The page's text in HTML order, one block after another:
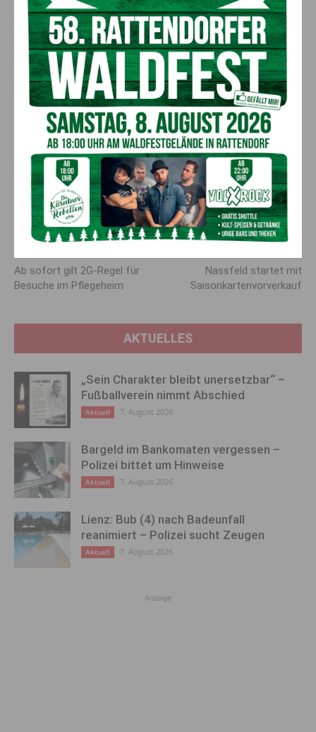
Die Bilanz der letzten acht Tage lautet: plus 43 Personen
mehr in den Krankenhäusern, davon 34 auf der Normal- und
neun auf der Intensivstation. Leider sind auch weitere vier
Todesfälle zu verzeichnen.
Zu erwähnen ist, dass aktuell in keiner Kärntner Schule
Klassen coronabedingt geschlossen sind. In den Altenwohn-
und Pflegeheimen bleibt es bei der 2,5 G-Regel bei den
Mitarbeiterinnen und Mitarbeitern sowie bei der 2G-Regel bei
den Besucherinnen und Besuchern. Das Tragen einer FFP2-
Maske ist verpflichtend.
Alle Impftermine sind wie immer untercoronainfo.ktn.gv.atzu
finden.
Ab sofort gilt 2G-Regel für
Besuche im Pflegeheim
Nassfeld startet mit
Saisonkartenvorverkauf
AKTUELLES
„Sein Charakter bleibt unersetzbar“ –
Fußballverein nimmt Abschied
Aktuell 7. August 2026
Bargeld im Bankomaten vergessen –
Polizei bittet um Hinweise
Aktuell 7. August 2026
Lienz: Bub (4) nach Badeunfall
reanimiert – Polizei sucht Zeugen
Aktuell 7. August 2026
Anzeige